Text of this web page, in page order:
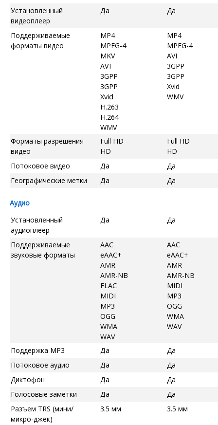
Установленный
видеоплеер
Да Да
Поддерживаемые
форматы видео
MP4
MPEG-4
MKV
AVI
3GPP
3GPP
Xvid
H.263
H.264
WMV
MP4
MPEG-4
AVI
3GPP
3GPP
Xvid
WMV
Форматы разрешения
видео
Full HD
HD
Full HD
HD
Потоковое видео
Да
Да
Географические метки
Да Да
Аудио
Установленный
аудиоплеер
Да Да
Поддерживаемые
звуковые форматы
AAC
eAAC+
AMR
AMR-NB
FLAC
MIDI
MP3
OGG
WMA
WAV
AAC
eAAC+
AMR
AMR-NB
MIDI
MP3
OGG
WMA
WAV
Поддержка MP3 Да
Да
Потоковое аудио
Да
Да
Диктофон
Да
Да
Голосовые заметки
Да
Да
Разъем TRS (мини/
микро-джек)
3.5 мм 3.5 мм